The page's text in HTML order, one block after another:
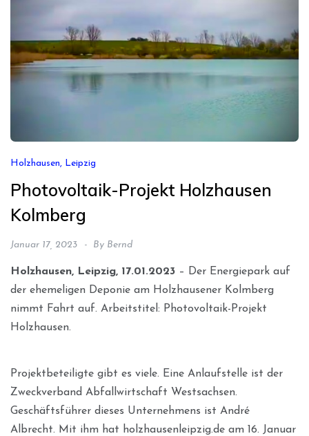
Holzhausen, Leipzig
Photovoltaik-Projekt Holzhausen
Kolmberg
Januar 17, 2023 By Bernd
Holzhausen, Leipzig, 17.01.2023 – Der Energiepark auf
der ehemeligen Deponie am Holzhausener Kolmberg
nimmt Fahrt auf. Arbeitstitel: Photovoltaik-Projekt
Holzhausen.
Projektbeteiligte gibt es viele. Eine Anlaufstelle ist der
Zweckverband Abfallwirtschaft Westsachsen.
Geschäftsführer dieses Unternehmens ist André
Albrecht. Mit ihm hat holzhausenleipzig.de am 16. Januar